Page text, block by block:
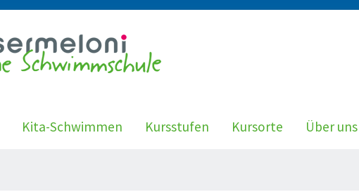
Kita-Schwimmen Kursstufen Kursorte Über uns